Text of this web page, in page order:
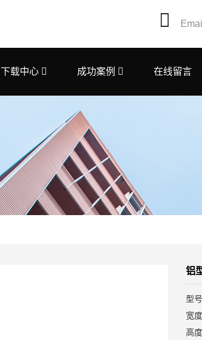
下载中心 成功案例 在线留言
铝
型
宽
高